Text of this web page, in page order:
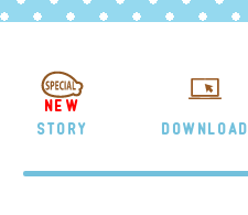
NEW
STORY
DOWNLOAD